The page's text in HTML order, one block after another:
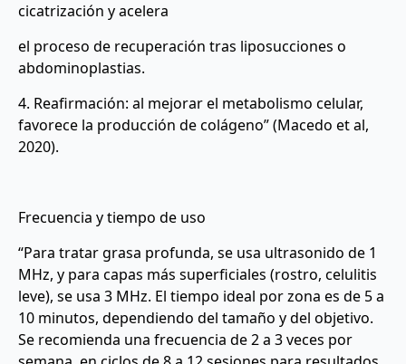
cicatrización y acelera
el proceso de recuperación tras liposucciones o
abdominoplastias.
4. Reafirmación: al mejorar el metabolismo celular,
favorece la producción de colágeno” (Macedo et al,
2020).
Frecuencia y tiempo de uso
“Para tratar grasa profunda, se usa ultrasonido de 1
MHz, y para capas más superficiales (rostro, celulitis
leve), se usa 3 MHz. El tiempo ideal por zona es de 5 a
10 minutos, dependiendo del tamaño y del objetivo.
Se recomienda una frecuencia de 2 a 3 veces por